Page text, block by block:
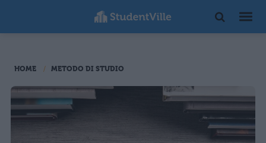
HOME METODO DI STUDIO